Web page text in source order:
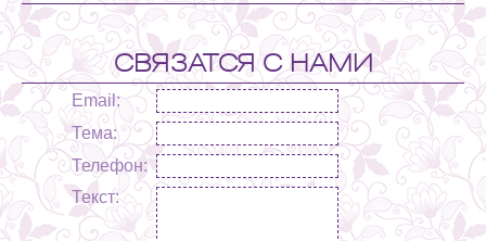
СВЯЗАТСЯ С НАМИ
Email:
Тема:
Телефон:
Текст: